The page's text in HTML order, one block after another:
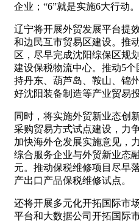
企业；“6”就是实施6大行动。
辽宁将开展外贸发展平台提
和边民互市贸易区建设。推
区，尽早完成沈阳综保区规
建设保税物流中心。推动5
持丹东、葫芦岛、鞍山、锦
好沈阳装备制造等产业贸易
同时，将实施外贸新业态创
采购贸易方式试点建设，力
加快海外仓发展实施意见，
综合服务企业与外贸新业态
元。推动保税维修项目尽早
产出口产品保税维修试点。
还将开展多元化开拓国际市
平台和大数据公司开拓国际